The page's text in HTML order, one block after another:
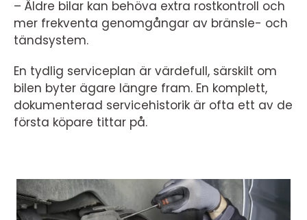
– Äldre bilar kan behöva extra rostkontroll och
mer frekventa genomgångar av bränsle- och
tändsystem.
En tydlig serviceplan är värdefull, särskilt om
bilen byter ägare längre fram. En komplett,
dokumenterad servicehistorik är ofta ett av de
första köpare tittar på.